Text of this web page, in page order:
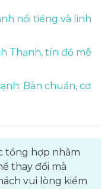
nổi tiếng và linh
Thạnh, tín đồ mê
Bàn chuẩn, cơ
tổng hợp nhằm
thay đổi mà
vui lòng kiểm